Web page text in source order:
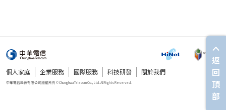
個人家庭 企業服務 國際服務 科技研發 關於我們
返
回
頂
部